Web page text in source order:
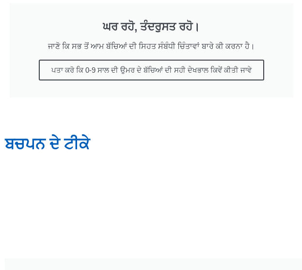
ਘਰ ਰਹੋ, ਤੰਦਰੁਸਤ ਰਹੋ।
ਜਾਣੋ ਕਿ ਸਭ ਤੋਂ ਆਮ ਬੱਚਿਆਂ ਦੀ ਸਿਹਤ ਸੰਬੰਧੀ ਚਿੰਤਾਵਾਂ ਬਾਰੇ ਕੀ ਕਰਨਾ ਹੈ।
ਪਤਾ ਕਰੋ ਕਿ 0-9 ਸਾਲ ਦੀ ਉਮਰ ਦੇ ਬੱਚਿਆਂ ਦੀ ਸਹੀ ਦੇਖਭਾਲ ਕਿਵੇਂ ਕੀਤੀ ਜਾਵੇ
ਬਚਪਨ ਦੇ ਟੀਕੇ